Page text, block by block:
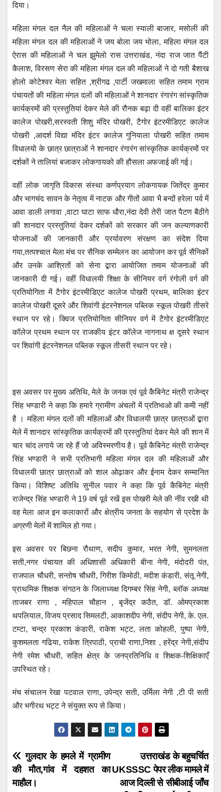
दिया।
महिला मंगल दल नैल की महिलाओं ने चला स्याली बाजार, मसोली की
महिला मंगल दल की महिलाओं ने जय बोला जय भोला, महिला मंगल दल
ऐरास की महिलाओं ने चल झुमेलो रास उत्तराखंड, नंदा राज जात पैंटी
कैलाश, विरसण सेरा की महिला मंगल दल की महिलाओं ने दो गती बैशाख
होलो कोटेश्वर मेला सहित ,श्रीगढ ,पार्टी जखमाला सहित तमाम ग्राम
पंचायतों की महिला मंगल दलों की महिलाओं ने शानदार रंगारंग सांस्कृतिक
कार्यक्रमों की प्रस्तुतियां देकर मेले की रौनक बढ़ा दी वहीं बालिका इंटर
कालेज पोखरी,सरस्वती शिशु मंदिर पोखरी, टैगोर इंटरमीडिएट कालेज
पोखरी ,आदर्श विद्या मंदिर इंटर कालेज गुनियाला पोखरी सहित तमाम
विधालयो के छात्र छात्राओं ने शानदार रंगारंग सांस्कृतिक कार्यक्रमों पर
दर्शकों ने तालियां बजाकर लोकगायको की हौसला अफजाई की गई।
वहीं लोक जागृति विकास संस्था कर्णप्रयाग लोकगायक जितेंद्र कुमार
और भागचंद सावन के नेतृत्व में नाटक और गीतों आवा भै बन्दों हरेला पर्व में
आवा डाली लगावा ,वाटा घाटा साफ धौरा,नंदा देवी तेरी जात पैटण बैठीगे
की शानदार प्रस्तुतियां देकर दर्शकों को सरकार की जन कल्याणकारी
योजनाओं की जानकारी और प्रर्यावरण संरक्षण का संदेश दिया
गया,तत्पश्चात मेला मंच पर सैनिक सम्मेलन का आयोजन कर पूर्व सैनिकों
और उनके आश्रितों को सेना द्बारा आयोजित तमाम योजनाओं की
जानकारी दी गई। वहीं विधालयी शिक्षा के सीनियर वर्ग रंगोली वर्ग की
प्रतियोगिता में टैगोर इंटरमीडिएट कालेज पोखरी प्रथम, बालिका इंटर
कालेज पोखरी दूसरे और शिवांगी इंटरनेशनल पब्लिक स्कूल पोखरी तीसरे
स्थान पर रहे। क्विज प्रतियोगिता सीनियर वर्ग में टैगोर इंटरमीडिएट
कॉलेज प्रथम स्थान पर राजकीय इंटर कॉलेज नागनाथ क्ष दूसरे स्थान
पर शिवांगी इंटरनेशनल पब्लिक स्कूल तीसरी स्थान पर रहे।
इस अवसर पर मुख्य अतिथि, मेले के जनक एवं पूर्व कैबिनेट मंत्री राजेन्द्र
सिंह भण्डारी ने कहा कि हमारे ग्रामीण अंचलों में प्रतिभाओ की कमी नहीं
है । महिला मंगल दलों की महिलाओं और विधालयी छात्र छात्राओं द्बारा
मेले में शानदार सांस्कृतिक कार्यक्रमों की प्रस्तुतियां देकर मेले की शान में
चार चांद लगाये जा रहे हैं जो अविस्मरणीय है। पूर्व कैबिनेट मंत्री राजेन्द्र
सिंह भण्डारी ने सभी प्रतिभागी महिला मंगल दल की महिलाओं और
विधालयी छात्र छात्राओं को शाल ओढ़ाकर और ईनाम देकर सम्मानित
किया। विशिष्ट अतिथि सुनील पवार ने कहा कि पूर्व कैबिनेट मंत्री
राजेन्द्र सिंह भण्डारी ने 19 वर्ष पूर्व रखें इस पोखरी मेले की नींव रखी थी
वह मेला आज इन कलाकारों और क्षेत्रीय जनता के सहयोग से प्रदेश के
अग्रणी मेलों में शामिल हो गया।
इस अवसर पर बिछना रौथाण, सदीप कुमार, भरत नेगी, सुमनलता
सती,नगर पंचायत की अधिशासी अधिकारी बीना नेगी, मंदोदरी पंत,
राजपाल चौधरी, सन्तोष चौधरी, गिरीश किमोठी, मदीश कंडारी, संतू नेगी,
प्राथमिक शिक्षक संगठन के जिलाध्यक्ष दिगम्बर सिंह नेगी, ब्लॉक अध्यक्ष
ताजबर राणा , महिपाल चौहान , बृजेंद्र कठैत, डॉ. ओमप्रकाश
थपलियाल, विजय प्रसाद सिमलटी, आकाशदीप नेगी, संदीप नेगी, के. एल.
टम्टा, चन्द्र प्रकाश कंडारी, राकेश भट्ट, लता कोहली, पुष्पा नेगी,
कुशमलता गढिया, राकेश त्रिपाठी, प्राची राणा,निशा , हरेंद्र नेगी,संदीप
नेगी रमेश चौधरी, सहित क्षेत्र के जनप्रतिनिधि व शिक्षक-शिक्षिकाएँ
उपस्थित रहे।
मंच संचालन रेखा पटवाल राणा, उपेन्द्र सती, उर्मिला नेगी ,टी पी सती
और भगीरथ भट्ट ने संयुक्त रूप से किया।
Post
navigation
उत्तराखंड के बहुचर्चित
UKSSSC पेपर लीक मामले में
आज दिल्ली से सीबीआई जाँच
गुलदार के हमले में ग्रामीण
की मौत,गांव में दहशत का
माहौल।